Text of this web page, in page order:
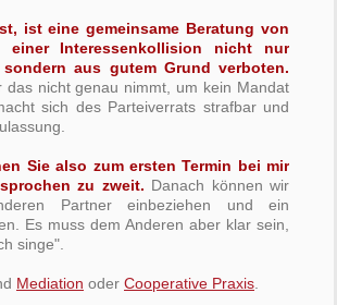
ist eine gemeinsame Beratung von
einer Interessenkollision nicht nur
sondern aus gutem Grund verboten.
das nicht genau nimmt, um kein Mandat
sich des Parteiverrats strafbar und
Sie also zum ersten Termin bei mir
zu zweit. Danach können wir
Partner einbeziehen und ein
Es muss dem Anderen aber klar sein,
singe".
Mediation oder Cooperative Praxis.